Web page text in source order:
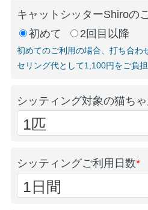
キャットシッターShiroの
初めて
2回目以降
初めてのご利用の場合、打ち合わ
セリング代として1,100円をご負担
シッティング対象の猫ち
シッティングご利用日数*